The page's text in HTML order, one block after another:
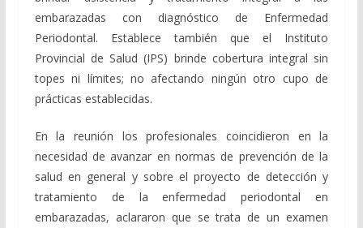
embarazadas con diagnóstico de Enfermedad
Periodontal. Establece también que el Instituto
Provincial de Salud (IPS) brinde cobertura integral sin
topes ni límites; no afectando ningún otro cupo de
prácticas establecidas.
En la reunión los profesionales coincidieron en la
necesidad de avanzar en normas de prevención de la
salud en general y sobre el proyecto de detección y
tratamiento de la enfermedad periodontal en
embarazadas, aclararon que se trata de un examen